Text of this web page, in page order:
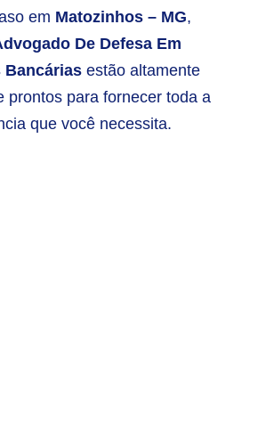
em Matozinhos – MG,
De Defesa Em
Bancárias estão altamente
prontos para fornecer toda a
que você necessita.